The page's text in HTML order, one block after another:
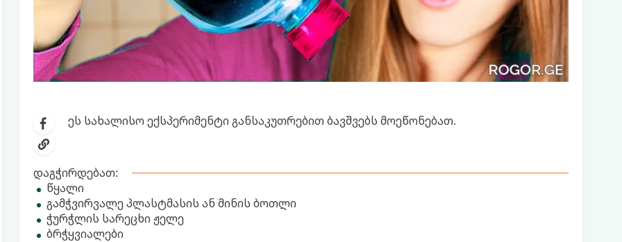
ეს სახალისო ექსპერიმენტი განსაკუთრებით ბავშვებს მოეწონებათ.
დაგჭირდებათ:
წყალი
გამჭვირვალე პლასტმასის ან მინის ბოთლი
ჭურჭლის სარეცხი ჟელე
ბრჭყვიალები